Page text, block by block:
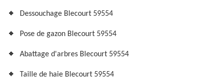
Dessouchage Blecourt 59554
Pose de gazon Blecourt 59554
Abattage d'arbres Blecourt 59554
Taille de haie Blecourt 59554